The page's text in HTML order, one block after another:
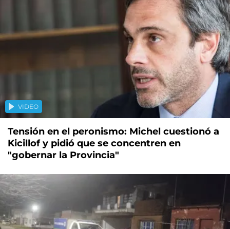
VIDEO
Tensión en el peronismo: Michel cuestionó a
Kicillof y pidió que se concentren en
"gobernar la Provincia"